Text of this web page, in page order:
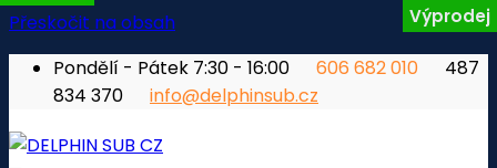
Přeskočit na obsah
Pondělí - Pátek 7:30 - 16:00
606 682 010
487
834 370
info@delphinsub.cz
Výprodej